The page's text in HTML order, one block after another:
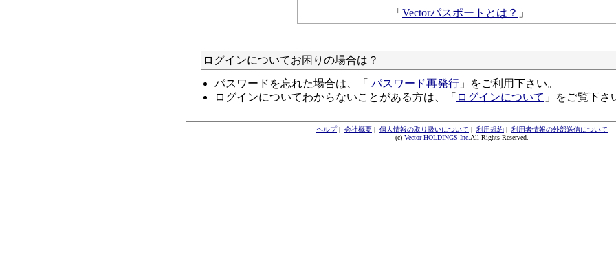
「 Vectorパスポートとは？ 」
ログインについてお困りの場合は？
パスワードを忘れた場合は、「 パスワード再発行 」をご利用下さい。
ログインについてわからないことがある方は、「 ログインについて 」をご覧下さ
ヘルプ| 会社概要 | 個人情報の取り扱いについて | 利用規約 | 利用者情報の外部送信について
(c) Vector HOLDINGS Inc. All Rights Reserved.